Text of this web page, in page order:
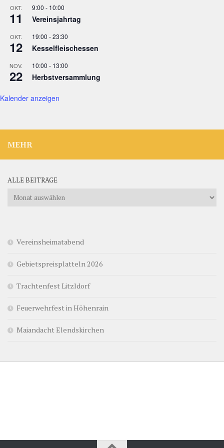
OKT.
11
9:00 - 10:00
Vereinsjahrtag
OKT.
12
19:00 -23:30
Kesselfleischessen
NOV.
22
10:00 - 13:00
Herbstversammlung
Kalender anzeigen
MEHR
ALLE BEITRÄGE
Alle
Vereinsheimatabend
Gebietspreisplatteln 2026
Trachtenfest Litzldorf
Feuerwehrfest in Höhenrain
Maiandacht Elendskirchen